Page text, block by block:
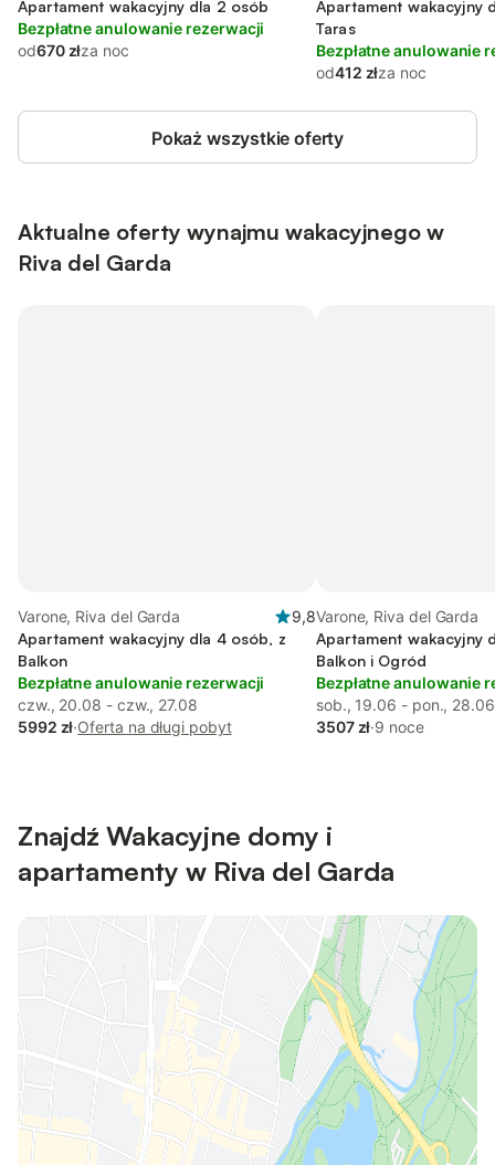
Apartament wakacyjny dla 2 osób
Bezpłatne anulowanie rezerwacji
od670 złza noc
Apartament wakacyjny
Taras
Bezpłatne anulowanie
od412 złza noc
Pokaż wszystkie oferty
Aktualne oferty wynajmu wakacyjnego w
Riva del Garda
Varone, Riva del Garda
9,8
Apartament wakacyjny dla 4 osób, z
Balkon
Bezpłatne anulowanie rezerwacji
czw., 20.08 - czw., 27.08
5992 zł·Oferta na długi pobyt
Varone, Riva del Garda
Apartament wakacyjny
Balkon i Ogród
Bezpłatne anulowanie
sob., 19.06 - pon., 28.06
3507 zł·9 noce
Znajdź Wakacyjne domy i
apartamenty w Riva del Garda